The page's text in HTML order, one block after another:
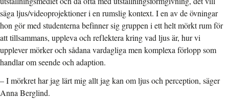
säga ljus/videoprojektioner i en rumslig kontext. I en av de övningar
hon gör med studenterna befinner sig gruppen i ett helt mörkt rum för
att tillsammans, uppleva och reflektera kring vad ljus är, hur vi
upplever mörker och sådana vardagliga men komplexa förlopp som
handlar om seende och adaption.
– I mörkret har jag lärt mig allt jag kan om ljus och perception, säger
Anna Berglind.